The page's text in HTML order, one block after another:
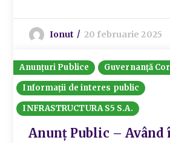
Ionut 20 februarie 2025
Anunțuri Publice
Guvernanță
Informații de interes public
INFRASTRUCTURA S5 S.A.
Anunț Public – Având